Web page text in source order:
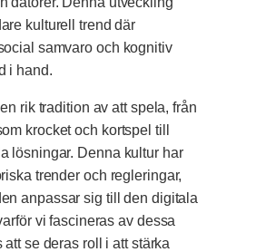
kulturell trend där
samvaro och kognitiv
i hand.
en rik tradition av att spela, från
krocket och kortspel till
lösningar. Denna kultur har
trender och regleringar,
anpassar sig till den digitala
vi fascineras av dessa
se deras roll i att stärka